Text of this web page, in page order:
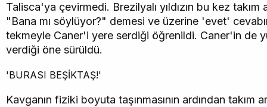
Talisca'ya çevirmedi. Brezilyalı yıldızın bu kez takım
"Bana mı söylüyor?" demesi ve üzerine 'evet'
tekmeyle Caner'i yere serdiği öğrenildi. Caner'in de
verdiği öne sürüldü.
'BURASI BEŞİKTAŞ!'
Kavganın fiziki boyuta taşınmasının ardından takım